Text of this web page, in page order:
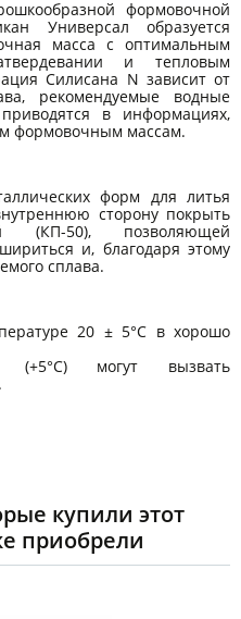
формовочной
Универсал образуется
масса с оптимальным
и тепловым
Силисана N зависит от
рекомендуемые водные
в информациях,
формовочным массам.
форм для литья
сторону покрыть
(КП-50), позволяющей
и, благодаря этому
сплава.
20 ± 5°С в хорошо
(+5°С) могут вызвать
купили этот
приобрели